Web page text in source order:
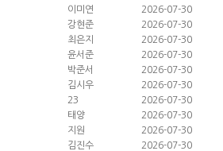
이미연 2026-07-30
강현준 2026-07-30
최은지 2026-07-30
윤서준 2026-07-30
박준서 2026-07-30
김시우 2026-07-30
23 2026-07-30
태양 2026-07-30
지원 2026-07-30
김진수 2026-07-30